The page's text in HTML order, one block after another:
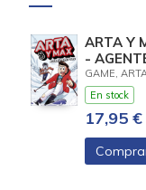
ARTA Y
-
BAJO
GAME,
En stock
17,95 €